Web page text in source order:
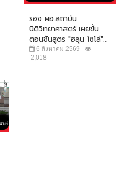
รอง ผอ.สถาบัน
นิติวิทยาศาสตร์ เผยขั้น
ตอนชันสูตร "ฮลุน โซโล่"...
6 สิงหาคม 2569
2,018